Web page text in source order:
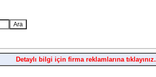
Detaylı bilgi için firma reklamlarına tıklayınız.